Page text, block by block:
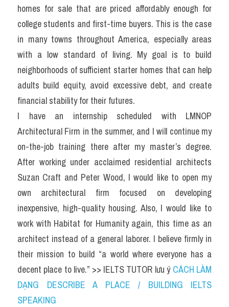
homes for sale that are priced affordably enough for
college students and first-time buyers. This is the case
in many towns throughout America, especially areas
with a low standard of living. My goal is to build
neighborhoods of sufficient starter homes that can help
adults build equity, avoid excessive debt, and create
financial stability for their futures.
I have an internship scheduled with LMNOP
Architectural Firm in the summer, and I will continue my
on-the-job training there after my master’s degree.
After working under acclaimed residential architects
Suzan Craft and Peter Wood, I would like to open my
own architectural firm focused on developing
inexpensive, high-quality housing. Also, I would like to
work with Habitat for Humanity again, this time as an
architect instead of a general laborer. I believe firmly in
their mission to build “a world where everyone has a
decent place to live.” >> IELTS TUTOR lưu ý CÁCH LÀM
DẠNG DESCRIBE A PLACE / BUILDING IELTS
SPEAKING